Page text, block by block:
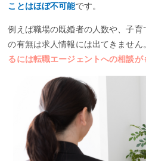
ことはほぼ不可能です。
例えば職場の既婚者の人数や、子
の有無は求人情報には出てきません
るには転職エージェントへの相談が